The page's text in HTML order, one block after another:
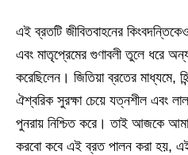
এই ব্রতটি জীবিতবাহনের কিংবদন্তিকেও
এবং মাতৃপ্রেমের গুণাবলী তুলে ধরে
করেছিলেন। জিতিয়া ব্রতের মাধ্যমে,
ঐশ্বরিক সুরক্ষা চেয়ে যত্নশীল এবং
পুনরায় নিশ্চিত করে। তাই আজকে
করবো কবে এই ব্রত পালন করা হয়,